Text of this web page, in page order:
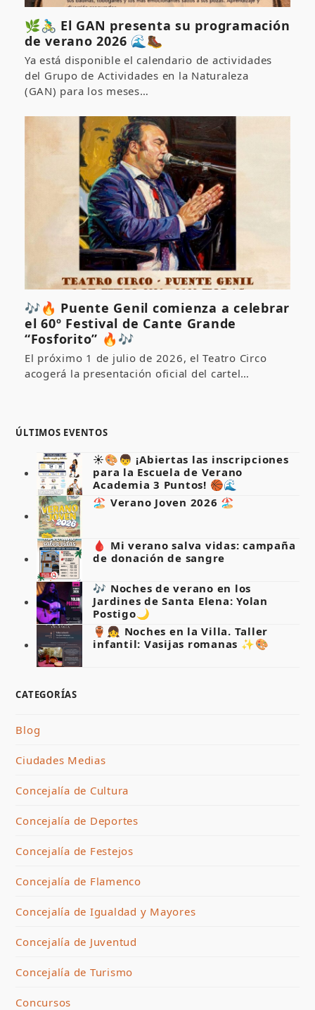
🌿🚴‍♂️ El GAN presenta su programación
de verano 2026 🌊🥾
Ya está disponible el calendario de actividades
del Grupo de Actividades en la Naturaleza
(GAN) para los meses…
🎶🔥 Puente Genil comienza a celebrar
el 60º Festival de Cante Grande
“Fosforito” 🔥🎶
El próximo 1 de julio de 2026, el Teatro Circo
acogerá la presentación oficial del cartel…
ÚLTIMOS EVENTOS
☀️🎨👦 ¡Abiertas las inscripciones
para la Escuela de Verano
Academia 3 Puntos! 🏀🌊
🏖️ Verano Joven 2026 🏖️
🩸 Mi verano salva vidas: campaña
de donación de sangre
🎶 Noches de verano en los
Jardines de Santa Elena: Yolan
Postigo🌙
🏺👧 Noches en la Villa. Taller
infantil: Vasijas romanas ✨🎨
CATEGORÍAS
Blog
Ciudades Medias
Concejalía de Cultura
Concejalía de Deportes
Concejalía de Festejos
Concejalía de Flamenco
Concejalía de Igualdad y Mayores
Concejalía de Juventud
Concejalía de Turismo
Concursos